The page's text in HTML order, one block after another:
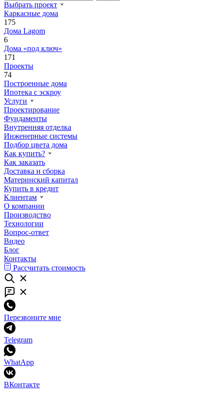
Выбрать проект
Каркасные дома
175
Дома Lagom
6
Дома «под ключ»
171
Проекты
74
Построенные дома
Ипотека с эскроу
Услуги
Проектирование
Фундаменты
Внутренняя отделка
Инженерные системы
Подбор цвета дома
Как купить?
Как заказать
Доставка и сборка
Материнский капитал
Купить в кредит
Клиентам
О компании
Производство
Технологии
Вопрос-ответ
Видео
Блог
Контакты
Рассчитать стоимость
Перезвоните мне
Telegram
WhatApp
ВКонтакте